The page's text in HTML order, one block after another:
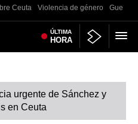
Ceuta Violencia de género Guerra
ÚLTIMA
HORA
urgente de Sánchez y
en Ceuta